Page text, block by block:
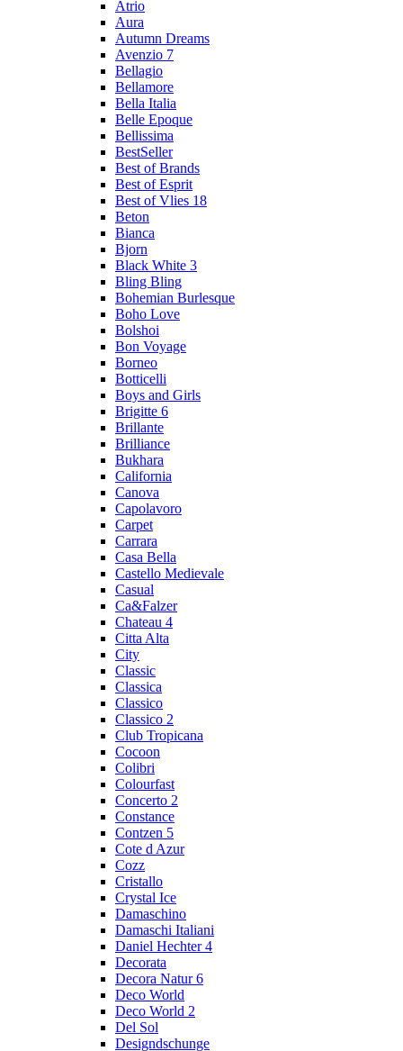
Atrio
Aura
Autumn Dreams
Avenzio 7
Bellagio
Bellamore
Bella Italia
Belle Epoque
Bellissima
BestSeller
Best of Brands
Best of Esprit
Best of Vlies 18
Beton
Bianca
Bjorn
Black White 3
Bling Bling
Bohemian Burlesque
Boho Love
Bolshoi
Bon Voyage
Borneo
Botticelli
Boys and Girls
Brigitte 6
Brillante
Brilliance
Bukhara
California
Canova
Capolavoro
Carpet
Carrara
Casa Bella
Castello Medievale
Casual
Ca&Falzer
Chateau 4
Citta Alta
City
Classic
Classica
Classico
Classico 2
Club Tropicana
Cocoon
Colibri
Colourfast
Concerto 2
Constance
Contzen 5
Cote d Azur
Cozz
Cristallo
Crystal Ice
Damaschino
Damaschi Italiani
Daniel Hechter 4
Decorata
Decora Natur 6
Deco World
Deco World 2
Del Sol
Designdschunge